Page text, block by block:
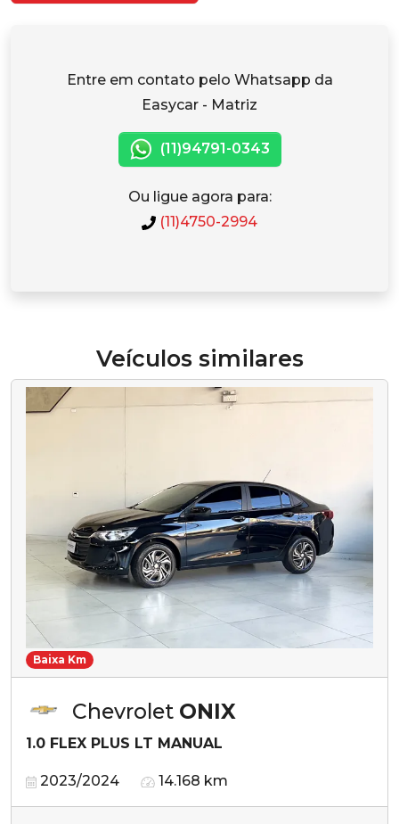
Entre em contato pelo Whatsapp da
Easycar - Matriz
(11)94791-0343
Ou ligue agora para:
(11)4750-2994
Veículos similares
Baixa Km
Chevrolet ONIX
1.0 FLEX PLUS LT MANUAL
2023/2024 14.168 km